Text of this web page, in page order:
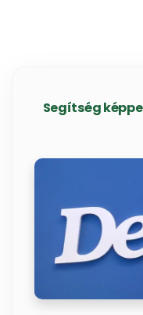
Segítség